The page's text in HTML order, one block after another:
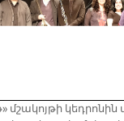
մշա­կոյ­թի կեդ­րո­նին